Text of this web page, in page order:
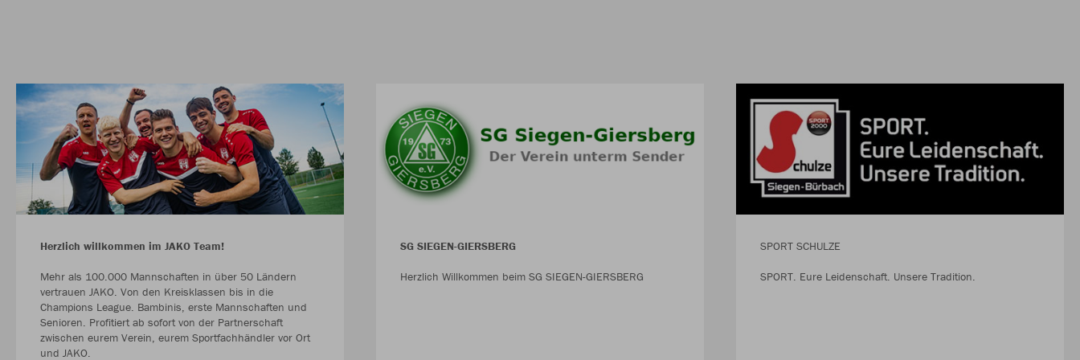
Herzlich willkommen im JAKO Team!
Mehr als 100.000 Mannschaften in über 50 Ländern
vertrauen JAKO. Von den Kreisklassen bis in die
Champions League. Bambinis, erste Mannschaften und
Senioren. Profitiert ab sofort von der Partnerschaft
zwischen eurem Verein, eurem Sportfachhändler vor Ort
und JAKO.
SG SIEGEN-GIERSBERG
Herzlich Willkommen beim SG SIEGEN-GIERSBERG
SPORT SCHULZE
SPORT. Eure Leidenschaft. Unsere Tradition.